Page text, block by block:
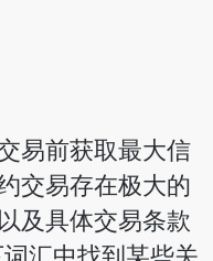
易前获取最大信
交易存在极大的
及具体交易条款